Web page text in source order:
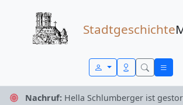
Stadtgeschichte
Nachruf: Hella Schlumberger ist